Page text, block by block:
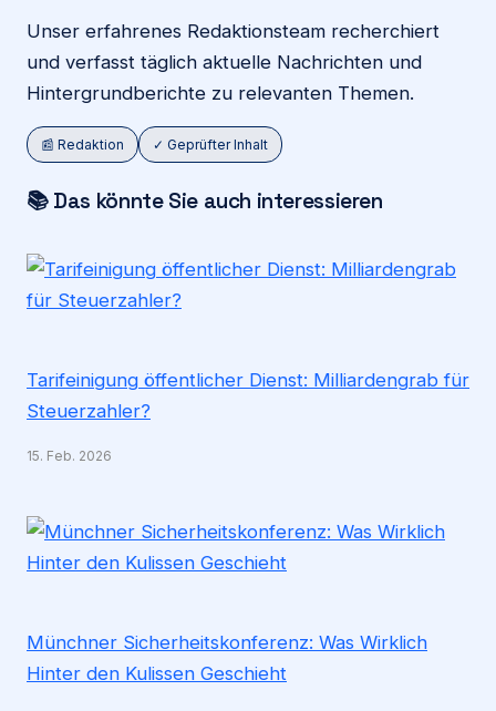
Unser erfahrenes Redaktionsteam recherchiert
und verfasst täglich aktuelle Nachrichten und
Hintergrundberichte zu relevanten Themen.
📰 Redaktion ✓ Geprüfter Inhalt
📚 Das könnte Sie auch interessieren
Tarifeinigung öffentlicher Dienst: Milliardengrab für
Steuerzahler?
15. Feb. 2026
Münchner Sicherheitskonferenz: Was Wirklich
Hinter den Kulissen Geschieht